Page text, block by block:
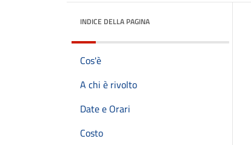
INDICE DELLA PAGINA
Cos'è
A chi è rivolto
Date e Orari
Costo